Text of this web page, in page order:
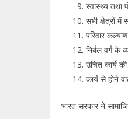
स्वास्थ्य तथा
सभी क्षेत्रों में
परिवार
निर्बल वर्ग के
उचित कार्य
कार्य से होने
भारत सरकार ने